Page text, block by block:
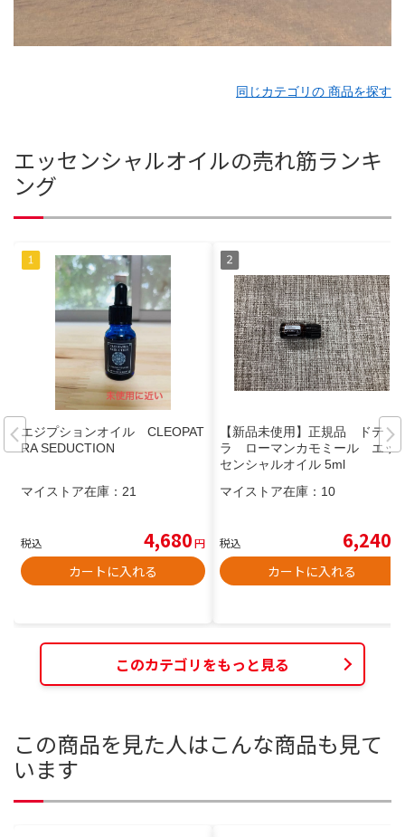
同じカテゴリの 商品を探す
エッセンシャルオイルの売れ筋ランキ
ング
エジプションオイル CLEOPAT
RA SEDUCTION
マイストア在庫： 21
税込 4,680円
カートに入れる
【新品未使用】正規品 ドテ
ラ ローマンカモミール エッ
センシャルオイル 5ml
マイストア在庫： 10
税込 6,240
カートに入れる
このカテゴリをもっと見る
この商品を見た人はこんな商品も見て
います